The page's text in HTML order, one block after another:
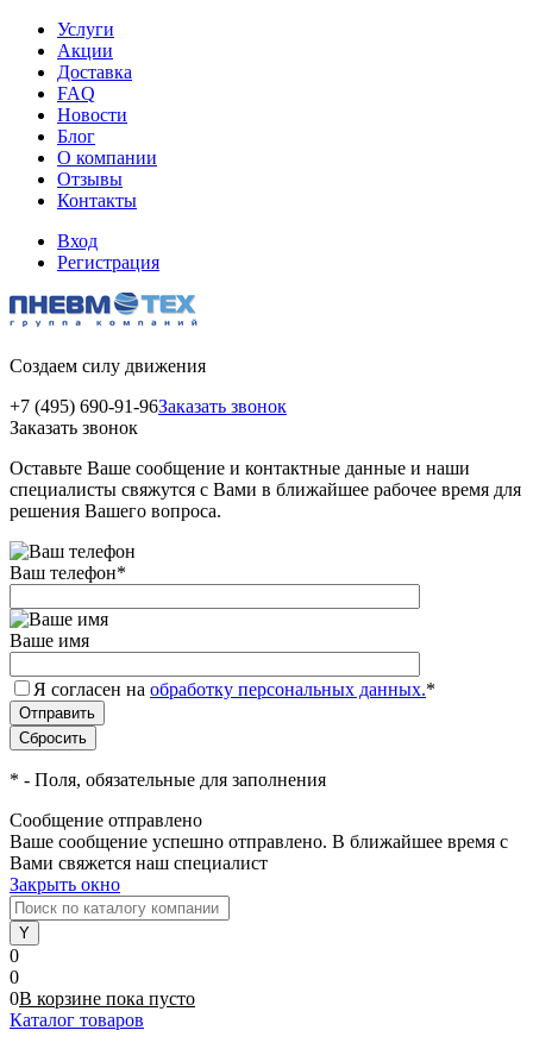
Услуги
Акции
Доставка
FAQ
Новости
Блог
О компании
Отзывы
Контакты
Вход
Регистрация
Создаем силу движения
+7 (495) 690-91-96Заказать звонок
Заказать звонок
Оставьте Ваше сообщение и контактные данные и наши
специалисты свяжутся с Вами в ближайшее рабочее время для
решения Вашего вопроса.
Ваш телефон*
Ваше имя
Я согласен на обработку персональных данных.*
* - Поля, обязательные для заполнения
Сообщение отправлено
Ваше сообщение успешно отправлено. В ближайшее время с
Вами свяжется наш специалист
Закрыть окно
0
0
0В корзине пока пусто
Каталог товаров